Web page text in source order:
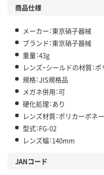
商品仕様
メーカー：東京硝子器械
ブランド：東京硝子器械
重量：43g
レンズ・シールドの材質：
規格：JIS規格品
メガネ併用：可
硬化処理：あり
レンズ材質：ポリカーボネ
型式：FG-02
レンズ幅：140mm
JANコード